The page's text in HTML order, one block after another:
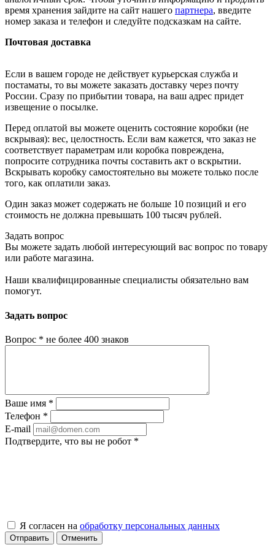
время хранения зайдите на сайт нашего партнера, введите
номер заказа и телефон и следуйте подсказкам на сайте.
Почтовая доставка
Если в вашем городе не действует курьерская служба и
постаматы, то вы можете заказать доставку через почту
России. Сразу по прибытии товара, на ваш адрес придет
извещение о посылке.
Перед оплатой вы можете оценить состояние коробки (не
вскрывая): вес, целостность. Если вам кажется, что заказ не
соответствует параметрам или коробка повреждена,
попросите сотрудника почты составить акт о вскрытии.
Вскрывать коробку самостоятельно вы можете только после
того, как оплатили заказ.
Один заказ может содержать не больше 10 позиций и его
стоимость не должна превышать 100 тысяч рублей.
Задать вопрос
Вы можете задать любой интересующий вас вопрос по товару
или работе магазина.
Наши квалифицированные специалисты обязательно вам
помогут.
Задать вопрос
Вопрос * не более 400 знаков
Ваше имя *
Телефон *
E-mail
Подтвердите, что вы не робот *
Я согласен на обработку персональных данных
Отправить Отменить